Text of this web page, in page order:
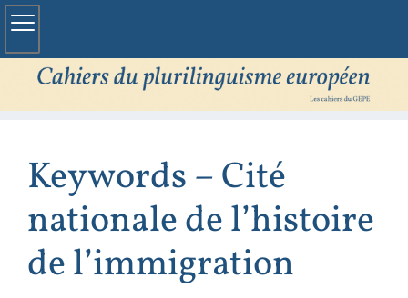
Keywords – Cité
nationale de l’histoire
de l’immigration